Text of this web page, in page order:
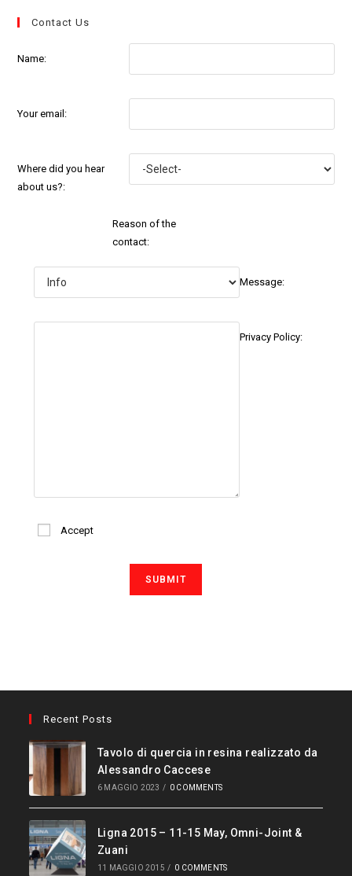
Contact Us
Name:
Your email:
Where did you hear
about us?:
Reason of the
contact:
Message:
Privacy Policy:
Accept
Recent Posts
Tavolo di quercia in resina realizzato da
Alessandro Caccese
6 MAGGIO 2023 / 0 COMMENTS
Ligna 2015 – 11-15 May, Omni-Joint &
Zuani
11 MAGGIO 2015 / 0 COMMENTS